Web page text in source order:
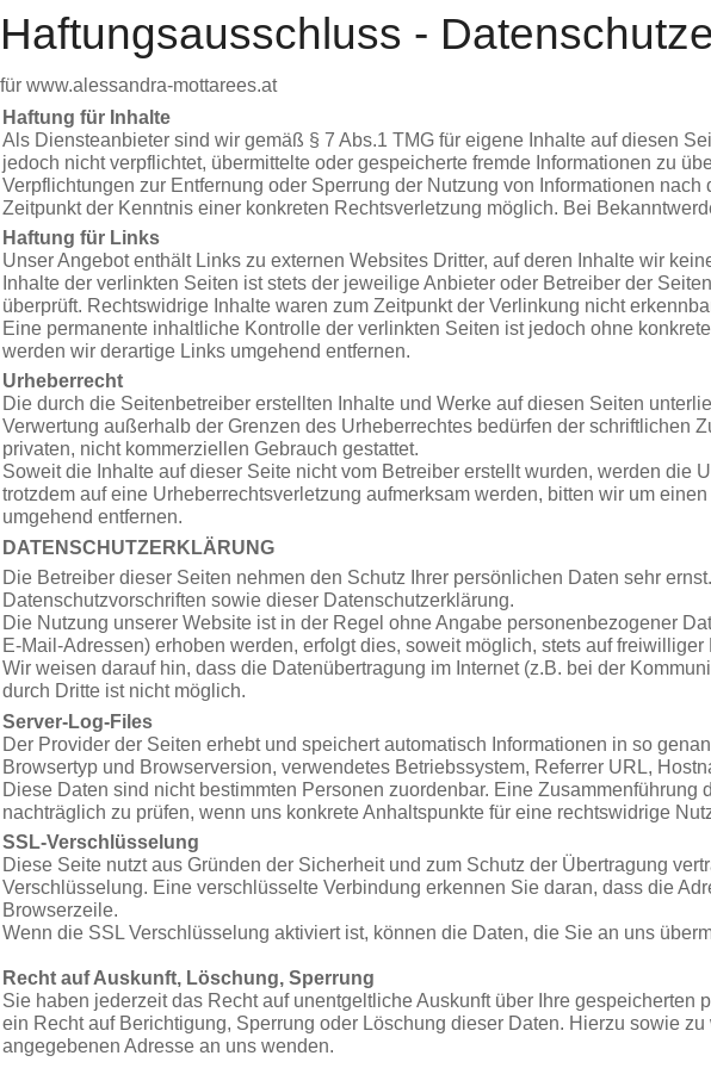
Haftungsausschluss -
für www.alessandra-mottarees.at
Haftung für Inhalte
Als Diensteanbieter sind wir gemäß § 7 Abs.1 TMG für eigene Inhalte auf diesen
jedoch nicht verpflichtet, übermittelte oder gespeicherte fremde Informationen zu
Verpflichtungen zur Entfernung oder Sperrung der Nutzung von Informationen
Zeitpunkt der Kenntnis einer konkreten Rechtsverletzung möglich. Bei
Haftung für Links
Unser Angebot enthält Links zu externen Websites Dritter, auf deren Inhalte wir
Inhalte der verlinkten Seiten ist stets der jeweilige Anbieter oder Betreiber der
überprüft. Rechtswidrige Inhalte waren zum Zeitpunkt der Verlinkung nicht
Eine permanente inhaltliche Kontrolle der verlinkten Seiten ist jedoch ohne
werden wir derartige Links umgehend entfernen.
Urheberrecht
Die durch die Seitenbetreiber erstellten Inhalte und Werke auf diesen Seiten
Verwertung außerhalb der Grenzen des Urheberrechtes bedürfen der
privaten, nicht kommerziellen Gebrauch gestattet.
Soweit die Inhalte auf dieser Seite nicht vom Betreiber erstellt wurden, werden
trotzdem auf eine Urheberrechtsverletzung aufmerksam werden, bitten wir um
umgehend entfernen.
DATENSCHUTZERKLÄRUNG
Die Betreiber dieser Seiten nehmen den Schutz Ihrer persönlichen Daten sehr
Datenschutzvorschriften sowie dieser Datenschutzerklärung.
Die Nutzung unserer Website ist in der Regel ohne Angabe personenbezogener
E-Mail-Adressen) erhoben werden, erfolgt dies, soweit möglich, stets auf
Wir weisen darauf hin, dass die Datenübertragung im Internet (z.B. bei der
durch Dritte ist nicht möglich.
Server-Log-Files
Der Provider der Seiten erhebt und speichert automatisch Informationen in so
Browsertyp und Browserversion, verwendetes Betriebssystem, Referrer URL,
Diese Daten sind nicht bestimmten Personen zuordenbar. Eine
nachträglich zu prüfen, wenn uns konkrete Anhaltspunkte für eine rechtswidrige
SSL-Verschlüsselung
Diese Seite nutzt aus Gründen der Sicherheit und zum Schutz der Übertragung
Verschlüsselung. Eine verschlüsselte Verbindung erkennen Sie daran, dass die
Browserzeile.
Wenn die SSL Verschlüsselung aktiviert ist, können die Daten, die Sie an uns
Recht auf Auskunft, Löschung, Sperrung
Sie haben jederzeit das Recht auf unentgeltliche Auskunft über Ihre
ein Recht auf Berichtigung, Sperrung oder Löschung dieser Daten. Hierzu sowie
angegebenen Adresse an uns wenden.